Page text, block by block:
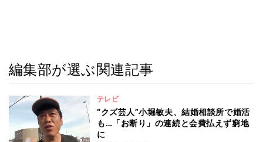
編集部が選ぶ関連記事
テレビ
“クズ芸人”小堀敏夫、結婚相談所で婚活
も…「お断り」の連続と会費払えず窮地
に